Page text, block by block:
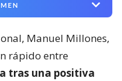
Manuel Millones,
rápido entre
tras una positiva